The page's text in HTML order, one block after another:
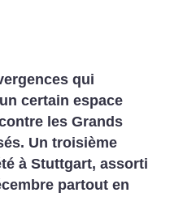
qui
certain espace
les Grands
Un troisième
à Stuttgart, assorti
partout en